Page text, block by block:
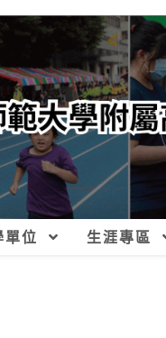
單位 生涯專區